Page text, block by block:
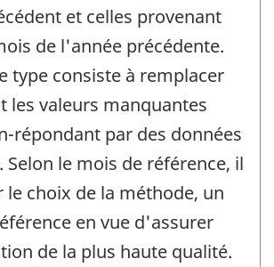
et celles provenant
de l'année précédente.
type consiste à remplacer
les valeurs manquantes
répondant par des données
le mois de référence, il
le choix de la méthode, un
en vue d'assurer
de la plus haute qualité.